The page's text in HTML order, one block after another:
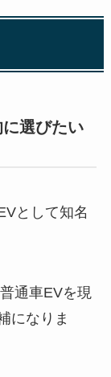
選びたい
として知名
通車EVを現
になりま